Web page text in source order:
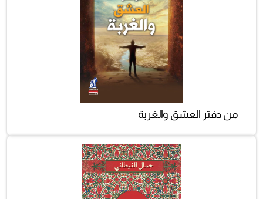
من دفتر العشق والغربة